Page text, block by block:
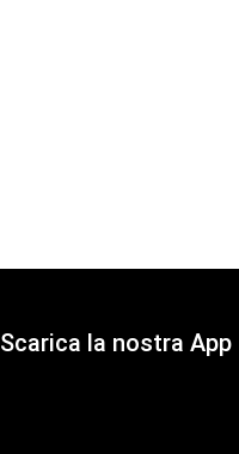
Scarica la nostra App